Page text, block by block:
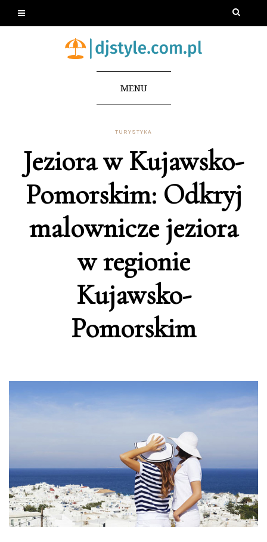
MENU
TURYSTYKA
Jeziora w Kujawsko-
Pomorskim: Odkryj
malownicze jeziora
w regionie
Kujawsko-
Pomorskim